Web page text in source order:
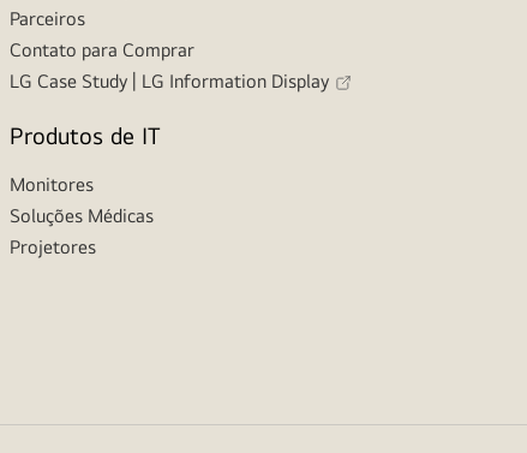
Parceiros
Contato para Comprar
LG Case Study | LG Information Display
Produtos de IT
Monitores
Soluções Médicas
Projetores